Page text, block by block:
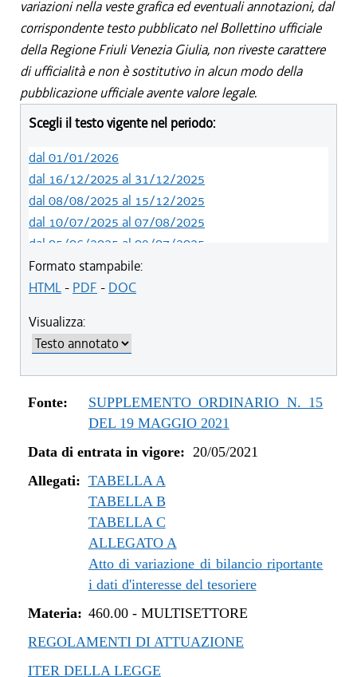
variazioni nella veste grafica ed eventuali annotazioni, dal
corrispondente testo pubblicato nel Bollettino ufficiale
della Regione Friuli Venezia Giulia, non riveste carattere
di ufficialità e non è sostitutivo in alcun modo della
pubblicazione ufficiale avente valore legale.
Scegli il testo vigente nel periodo:
dal 01/01/2026
dal 16/12/2025 al 31/12/2025
dal 08/08/2025 al 15/12/2025
dal 10/07/2025 al 07/08/2025
dal 05/06/2025 al 09/07/2025
dal 14/05/2024 al 04/06/2025
dal 12/08/2023 al 13/05/2024
dal 04/08/2022 al 31/12/2022
dal 14/06/2022 al 03/08/2022
dal 01/01/2022 al 13/06/2022
dal 10/12/2021 al 31/12/2021
dal 06/11/2021 al 09/12/2021
dal 20/05/2021 al 11/08/2021
Formato stampabile:
HTML- PDF - DOC
Visualizza:
Fonte:
SUPPLEMENTO ORDINARIO N. 15
DEL 19 MAGGIO 2021
Data di entrata in vigore: 20/05/2021
Allegati: TABELLA A
TABELLA B
TABELLA C
ALLEGATO A
Atto di variazione di bilancio riportante
i dati d'interesse del tesoriere
Materia: 460.00- MULTISETTORE
REGOLAMENTI DI ATTUAZIONE
ITER DELLA LEGGE